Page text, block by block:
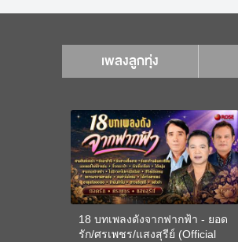
เพลงลูกทุ่ง
18 บทเพลงดังจากฟากฟ้า - ยอด
รัก/ศรเพชร/แสงสุรีย์ (Official